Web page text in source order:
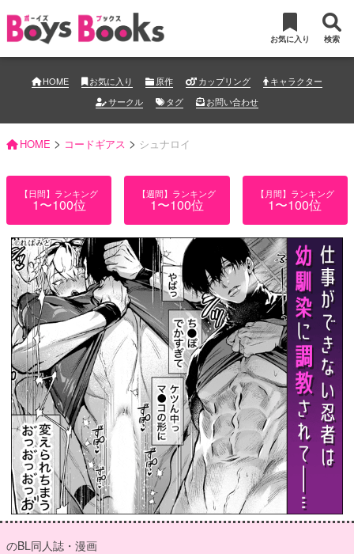
お気に入り 検索
HOME お気に入り 原作 カップリング
キャラクター
サークル
タグ お問い合わせ
HOME > コードギアス > シュナロイ
【日間】ランキング
1〜100位
【週間】ランキング
1〜100位
【月間】ランキング
1〜100位
のBL同人誌・漫画